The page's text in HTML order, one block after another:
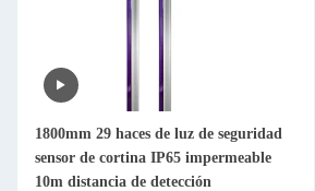
1800mm 29 haces de luz de seguridad
sensor de cortina IP65 impermeable
10m distancia de detección